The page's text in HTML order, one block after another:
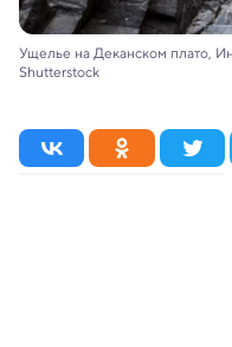
Ущелье на Деканском плато,
Shutterstock